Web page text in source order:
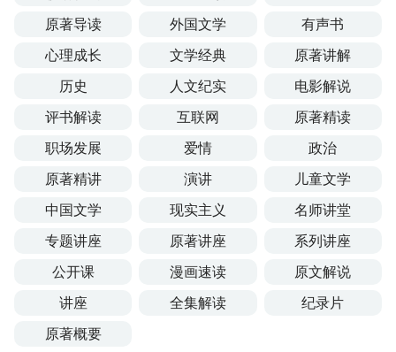
原著导读
外国文学
有声书
心理成长
文学经典
原著讲解
历史
人文纪实
电影解说
评书解读
互联网
原著精读
职场发展
爱情
政治
原著精讲
演讲
儿童文学
中国文学
现实主义
名师讲堂
专题讲座
原著讲座
系列讲座
公开课
漫画速读
原文解说
讲座
全集解读
纪录片
原著概要